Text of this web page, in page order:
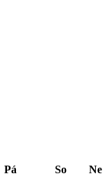
Pá So
Ne